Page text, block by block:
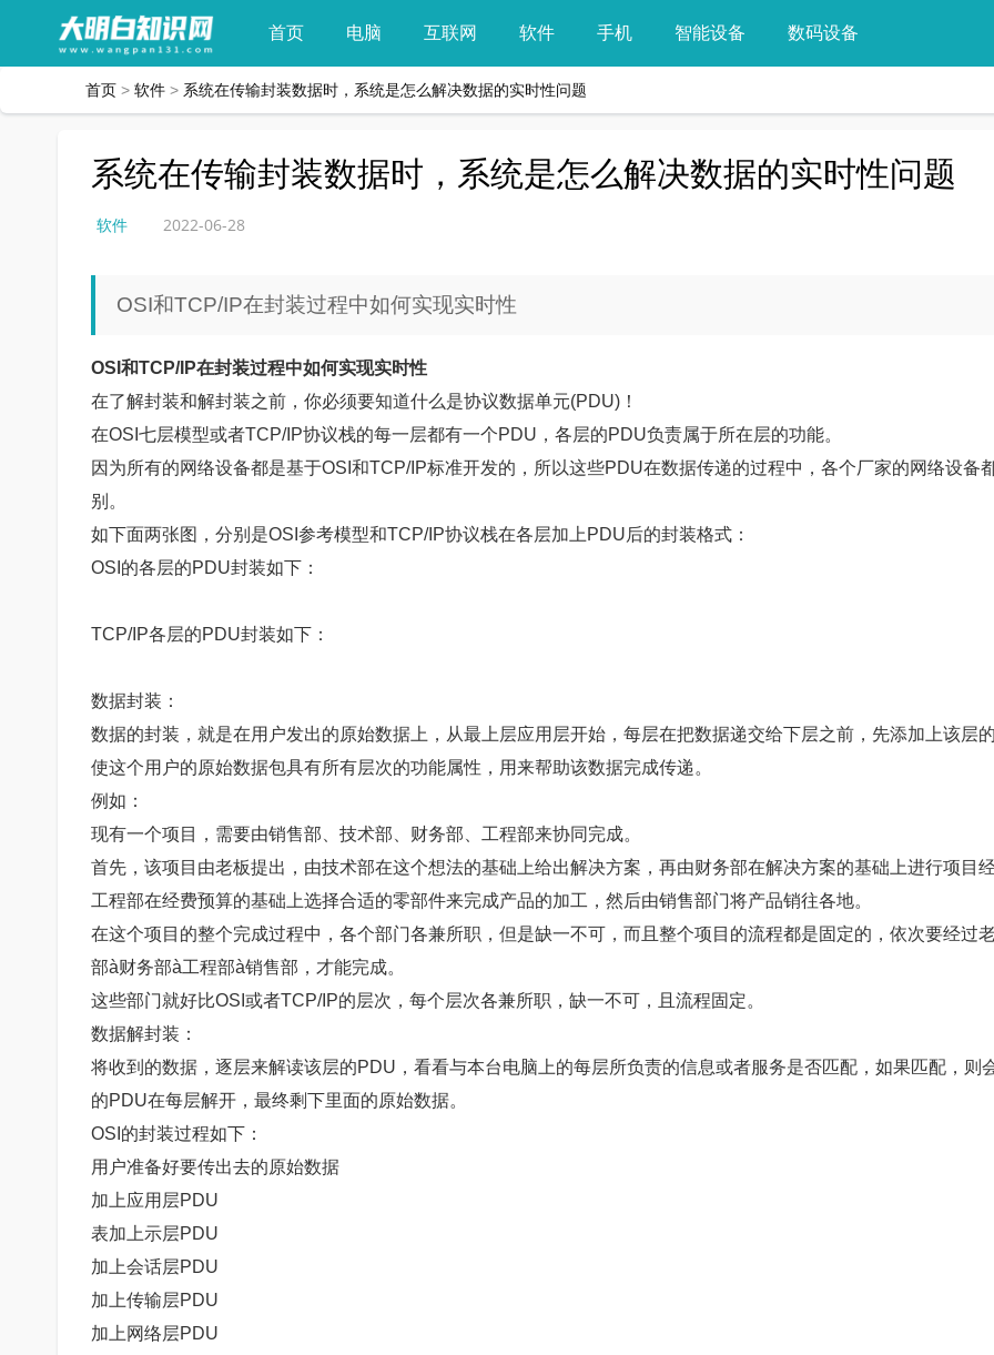
首页 电脑 互联网 软件 手机 智能设备 数码设备
首页 > 软件 > 系统在传输封装数据时，系统是怎么解决数据的实时性问题
系统在传输封装数据时，系统是怎么解决数据的实时性问题
软件 2022-06-28
OSI和TCP/IP在封装过程中如何实现实时性
OSI和TCP/IP在封装过程中如何实现实时性
在了解封装和解封装之前，你必须要知道什么是协议数据单元(PDU)！
在OSI七层模型或者TCP/IP协议栈的每一层都有一个PDU，各层的PDU负责属于所在层的功能。
因为所有的网络设备都是基于OSI和TCP/IP标准开发的，所以这些PDU在数据传递的过程中，各个厂家的网络设备
别。
如下面两张图，分别是OSI参考模型和TCP/IP协议栈在各层加上PDU后的封装格式：
OSI的各层的PDU封装如下：
TCP/IP各层的PDU封装如下：
数据封装：
数据的封装，就是在用户发出的原始数据上，从最上层应用层开始，每层在把数据递交给下层之前，先添加上该层
使这个用户的原始数据包具有所有层次的功能属性，用来帮助该数据完成传递。
例如：
现有一个项目，需要由销售部、技术部、财务部、工程部来协同完成。
首先，该项目由老板提出，由技术部在这个想法的基础上给出解决方案，再由财务部在解决方案的基础上进行项目
工程部在经费预算的基础上选择合适的零部件来完成产品的加工，然后由销售部门将产品销往各地。
在这个项目的整个完成过程中，各个部门各兼所职，但是缺一不可，而且整个项目的流程都是固定的，依次要经过
部à财务部à工程部à销售部，才能完成。
这些部门就好比OSI或者TCP/IP的层次，每个层次各兼所职，缺一不可，且流程固定。
数据解封装：
将收到的数据，逐层来解读该层的PDU，看看与本台电脑上的每层所负责的信息或者服务是否匹配，如果匹配，则
的PDU在每层解开，最终剩下里面的原始数据。
OSI的封装过程如下：
用户准备好要传出去的原始数据
加上应用层PDU
表加上示层PDU
加上会话层PDU
加上传输层PDU
加上网络层PDU